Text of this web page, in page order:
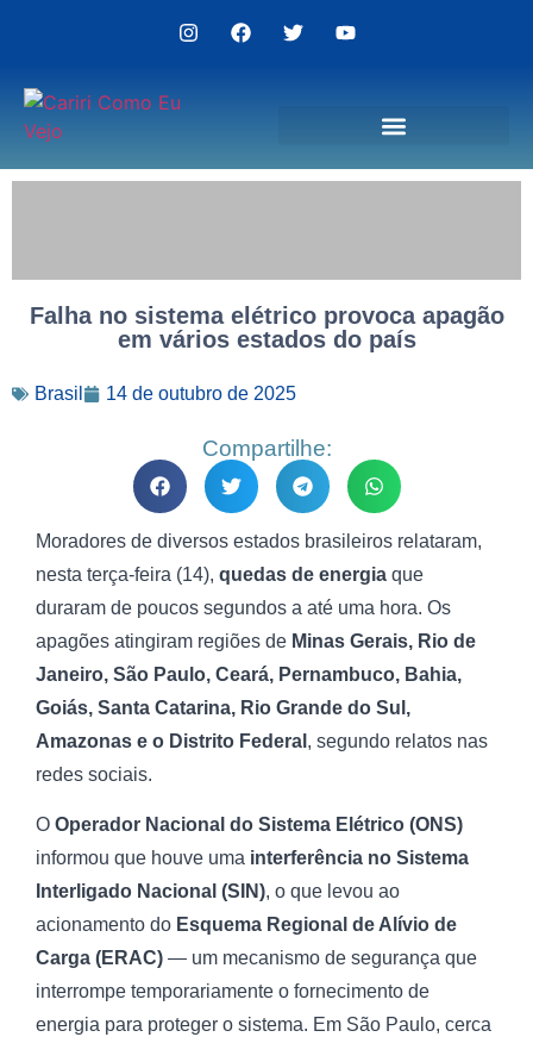
Falha no sistema elétrico provoca apagão
em vários estados do país
Brasil 14 de outubro de 2025
Compartilhe:
Moradores de diversos estados brasileiros relataram,
nesta terça-feira (14), quedas de energia que
duraram de poucos segundos a até uma hora. Os
apagões atingiram regiões de Minas Gerais, Rio de
Janeiro, São Paulo, Ceará, Pernambuco, Bahia,
Goiás, Santa Catarina, Rio Grande do Sul,
Amazonas e o Distrito Federal , segundo relatos nas
redes sociais.
O Operador Nacional do Sistema Elétrico (ONS)
informou que houve uma interferência no Sistema
Interligado Nacional (SIN), o que levou ao
acionamento do Esquema Regional de Alívio de
Carga (ERAC) — um mecanismo de segurança que
interrompe temporariamente o fornecimento de
energia para proteger o sistema. Em São Paulo, cerca